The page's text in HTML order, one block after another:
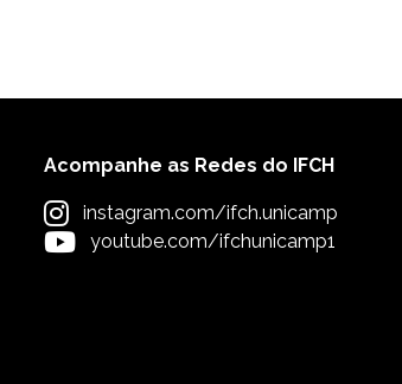
Acompanhe as Redes do IFCH
instagram.com/ifch.unicamp
youtube.com/ifchunicamp1